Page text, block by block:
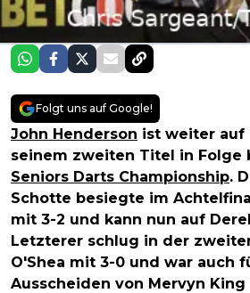
Folgt uns auf Google!
John Henderson ist weiter auf
seinem zweiten Titel in Folge
Seniors Darts Championship.
Schotte besiegte im
mit 3-2 und kann nun auf
Letzterer schlug in der
O'Shea mit 3-0 und war auch
Ausscheiden von Mervyn King